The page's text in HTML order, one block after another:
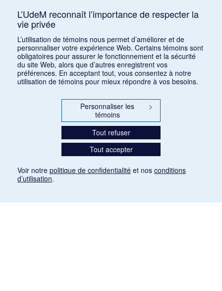
L’UdeM reconnaît l’importance de respecter la
vie privée
L’utilisation de témoins nous permet d’améliorer et de
personnaliser votre expérience Web. Certains témoins sont
obligatoires pour assurer le fonctionnement et la sécurité
du site Web, alors que d’autres enregistrent vos
préférences. En acceptant tout, vous consentez à notre
utilisation de témoins pour mieux répondre à vos besoins.
Personnaliser les
témoins
>
Tout refuser
Tout accepter
Voir notre politique de confidentialité et nos conditions
d’utilisation.